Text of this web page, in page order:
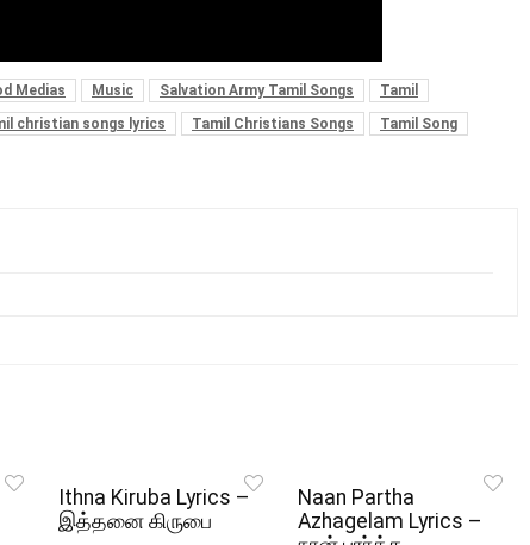
Medias Music Salvation Army Tamil Songs
Tamil
christian songs lyrics Tamil Christians Songs
Tamil Song
Ithna Kiruba Lyrics –
இத்தனை கிருபை
Naan Partha
Azhagelam Lyrics –